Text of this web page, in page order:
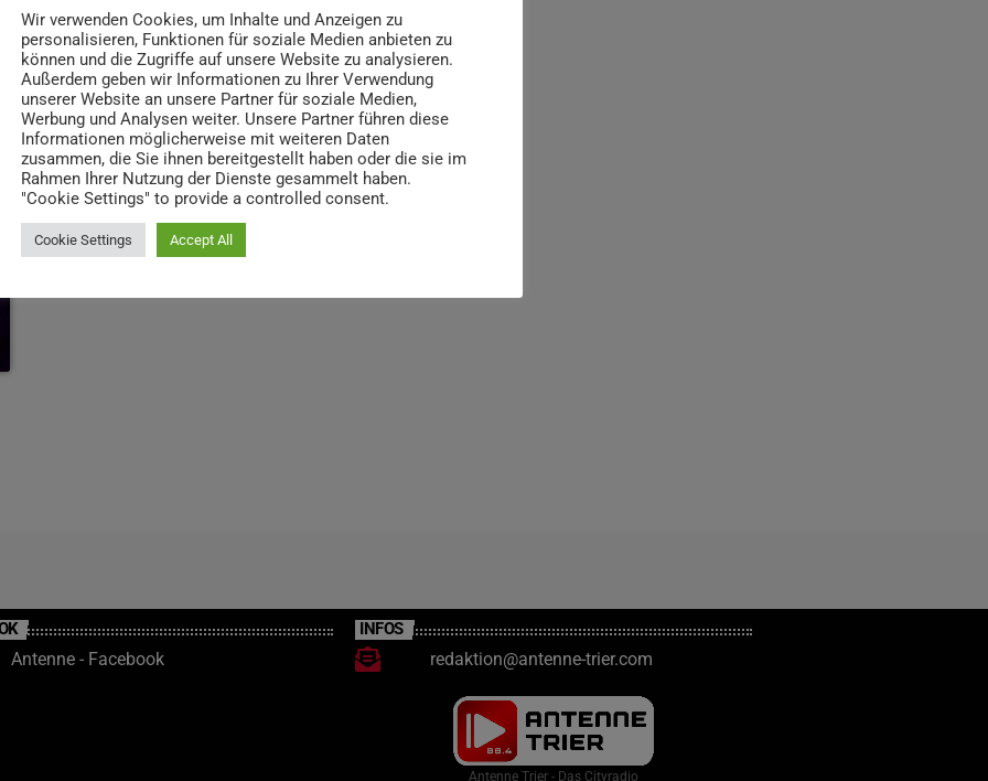
Antenne - Facebook
INFOS
redaktion@antenne-trier.com
Antenne Trier - Das Cityradio
Wir verwenden Cookies, um Inhalte und Anzeigen zu
personalisieren, Funktionen für soziale Medien anbieten zu
können und die Zugriffe auf unsere Website zu analysieren.
Außerdem geben wir Informationen zu Ihrer Verwendung
unserer Website an unsere Partner für soziale Medien,
Werbung und Analysen weiter. Unsere Partner führen diese
Informationen möglicherweise mit weiteren Daten
zusammen, die Sie ihnen bereitgestellt haben oder die sie im
Rahmen Ihrer Nutzung der Dienste gesammelt haben.
"Cookie Settings" to provide a controlled consent.
Cookie Settings Accept All